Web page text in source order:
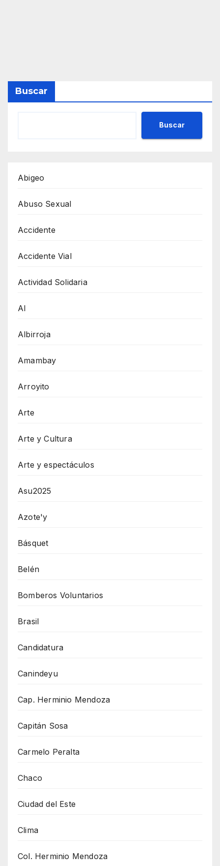
Buscar
Buscar
Abigeo
Abuso Sexual
Accidente
Accidente Vial
Actividad Solidaria
AI
Albirroja
Amambay
Arroyito
Arte
Arte y Cultura
Arte y espectáculos
Asu2025
Azote'y
Básquet
Belén
Bomberos Voluntarios
Brasil
Candidatura
Canindeyu
Cap. Herminio Mendoza
Capitán Sosa
Carmelo Peralta
Chaco
Ciudad del Este
Clima
Col. Herminio Mendoza